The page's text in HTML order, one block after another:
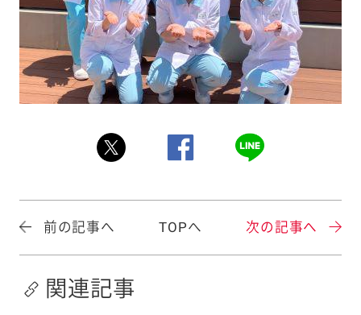
前の記事へ TOPへ 次の記事へ
関連記事